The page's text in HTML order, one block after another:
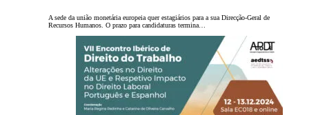
A sede da união monetária europeia quer estagiários para a sua Direcção-Geral de
Recursos Humanos. O prazo para candidaturas termina…